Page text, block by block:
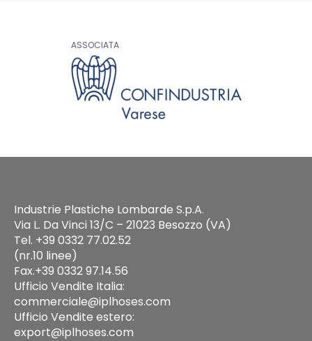
ASSOCIATA
Industrie Plastiche Lombarde S.p.A.
Via L. Da Vinci 13/C – 21023 Besozzo (VA)
Tel. +39 0332 77.02.52
(nr.10 linee)
Fax.+39 0332 97.14.56
Ufficio Vendite Italia:
commerciale@iplhoses.com
Ufficio Vendite estero:
export@iplhoses.com